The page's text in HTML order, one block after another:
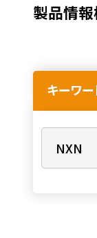
製品情
キーワ